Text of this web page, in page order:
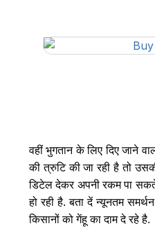
वहीं भुगतान के लिए दिए जाने
की त्रुटि की जा रही है तो
डिटेल देकर अपनी रकम पा
हो रही है. बता दें न्यूनतम
किसानों को गेंहू का दाम दे रहे है.